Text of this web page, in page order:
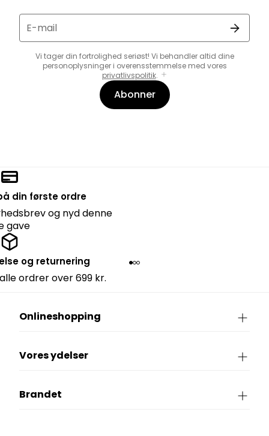
E-mail
Vi tager din fortrolighed seriøst! Vi behandler altid dine
personoplysninger i overensstemmelse med vores
privatlivspolitik.
Abonner
din første ordre
og nyd denne
gave
og returnering
ordrer over 699 kr.
Onlineshopping
Vores ydelser
Brandet